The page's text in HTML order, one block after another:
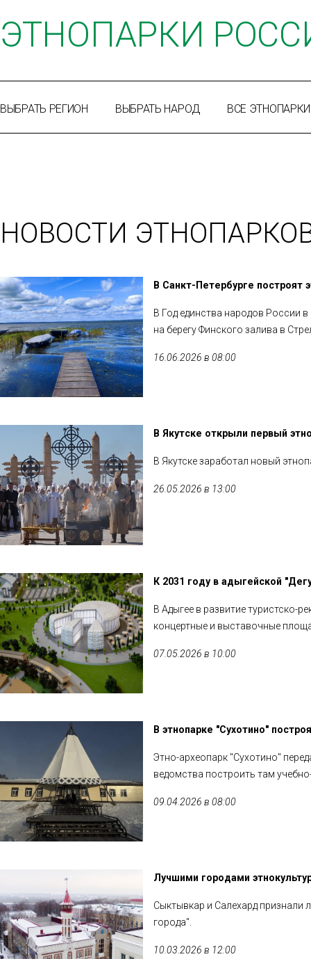
ЭТНОПАРКИ
ВЫБРАТЬ РЕГИОН ВЫБРАТЬ НАРОД ВСЕ ЭТНОПАРКИ
НОВОСТИ
В Санкт-Петербурге построят
В Год единства народов России
на берегу Финского залива в
16.06.2026 в 08:00
В Якутске открыли первый
В Якутске заработал новый
26.05.2026 в 13:00
К 2031 году в адыгейской
В Адыгее в развитие туристско-
концертные и выставочные
07.05.2026 в 10:00
В этнопарке "Сухотино"
Этно-археопарк "Сухотино"
ведомства построить там
09.04.2026 в 08:00
Лучшими городами
Сыктывкар и Салехард признали
города".
10.03.2026 в 12:00